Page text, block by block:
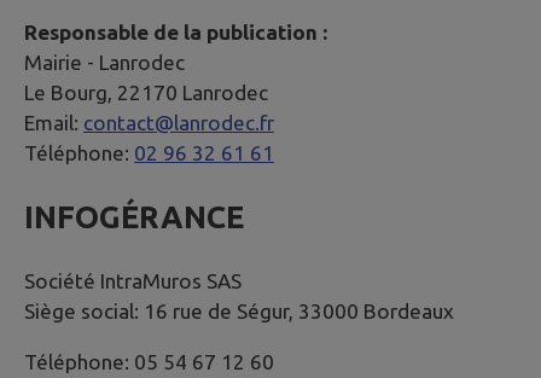
Responsable de la publication :
Mairie - Lanrodec
Le Bourg, 22170 Lanrodec
Email: contact@lanrodec.fr
Téléphone: 02 96 32 61 61
INFOGÉRANCE
Société IntraMuros SAS
Siège social: 16 rue de Ségur, 33000 Bordeaux
Téléphone: 05 54 67 12 60